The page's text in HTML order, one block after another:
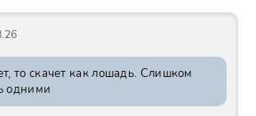
то скачет как лошадь. Слишком
одними